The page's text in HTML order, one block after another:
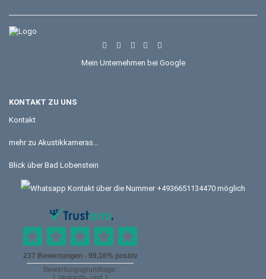
Mein Unternehmen bei Google
KONTAKT ZU UNS
Kontakt
mehr zu Akustikkameras...
Blick über Bad Lobenstein